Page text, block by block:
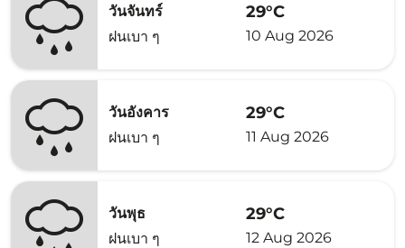
วันจันทร์
ฝนเบา ๆ
29°C
10 Aug 2026
วันอังคาร
ฝนเบา ๆ
29°C
11 Aug 2026
วันพุธ
ฝนเบา ๆ
29°C
12 Aug 2026